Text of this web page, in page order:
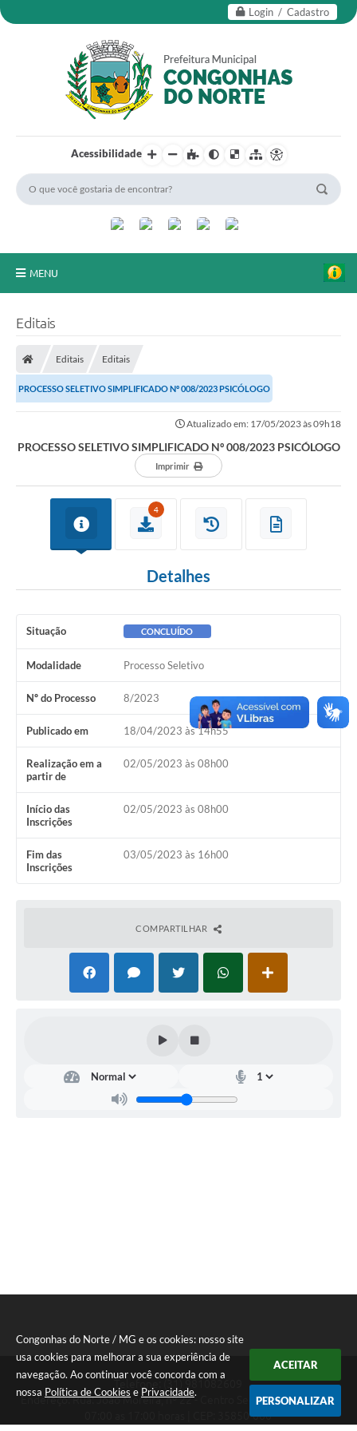
Congonhas do Norte / MG e os cookies: nosso site
usa cookies para melhorar a sua experiência de
navegação. Ao continuar você concorda com a
nossa Política de Cookies e Privacidade.
ACEITAR
PERSONALIZAR
Login / Cadastro
Acessibilidade
MENU
Ouvidoria
Legislação
Serviços Online
Telefones Úteis
Editais
Editais Editais
PROCESSO SELETIVO SIMPLIFICADO Nº 008/2023 PSICÓLOGO
Atualizado em: 17/05/2023 às 09h18
PROCESSO SELETIVO SIMPLIFICADO Nº 008/2023 PSICÓLOGO
Imprimir
4
Detalhes
Situação CONCLUÍDO
Modalidade Processo Seletivo
Nº do Processo 8/2023
Publicado em 18/04/2023 às 14h55
Realização em a
partir de
02/05/2023 às 08h00
Início das
Inscrições
02/05/2023 às 08h00
Fim das
Inscrições
03/05/2023 às 16h00
COMPARTILHAR
Endereço: Rua: João Moreira, nº 22 - Centro Segunda a Sexta das
07:00 as 17:00 horas | CEP: 35850-000